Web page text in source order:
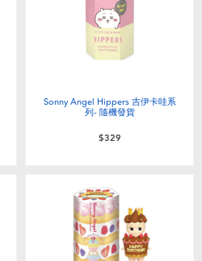
Sonny Angel Hippers 吉伊卡哇系
列- 隨機發貨
$329